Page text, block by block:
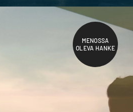
MENOSSA
OLEVA HANKE